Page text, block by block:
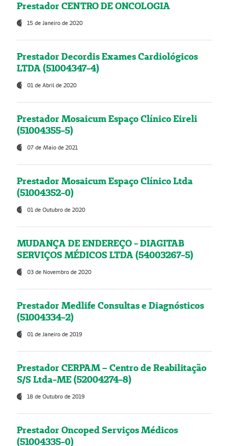
Prestador CENTRO DE ONCOLOGIA
15 de Janeiro de 2020
Prestador Decordis Exames Cardiológicos
LTDA (51004347-4)
01 de Abril de 2020
Prestador Mosaicum Espaço Clínico Eireli
(51004355-5)
07 de Maio de 2021
Prestador Mosaicum Espaço Clínico Ltda
(51004352-0)
01 de Outubro de 2020
MUDANÇA DE ENDEREÇO - DIAGITAB
SERVIÇOS MÉDICOS LTDA (54003267-5)
03 de Novembro de 2020
Prestador Medlife Consultas e Diagnósticos
(51004334-2)
01 de Janeiro de 2019
Prestador CERPAM – Centro de Reabilitação
S/S Ltda-ME (52004274-8)
18 de Outubro de 2019
Prestador Oncoped Serviços Médicos
(51004335-0)